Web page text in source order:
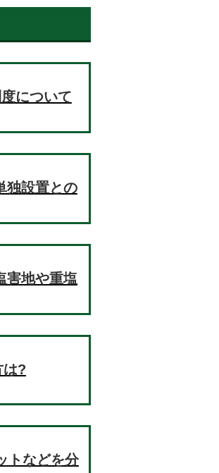
について
独設置との
害地や重塩
は?
トなどを分